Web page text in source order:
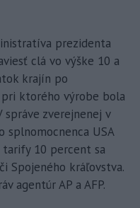
prezidenta
clá vo výške 10 a
krajín po
ktorého výrobe bola
správe zverejnenej v
splnomocnenca USA
tarify 10 percent sa
Spojeného kráľovstva.
agentúr AP a AFP.